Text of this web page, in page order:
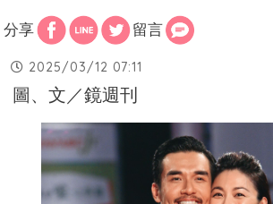
分享 留言
2025/03/12 07:11
圖、文／鏡週刊